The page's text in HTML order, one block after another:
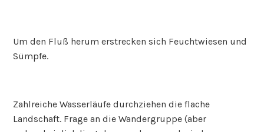
Um den Fluß herum erstrecken sich Feuchtwiesen und
Sümpfe.
Zahlreiche Wasserläufe durchziehen die flache
Landschaft. Frage an die Wandergruppe (aber